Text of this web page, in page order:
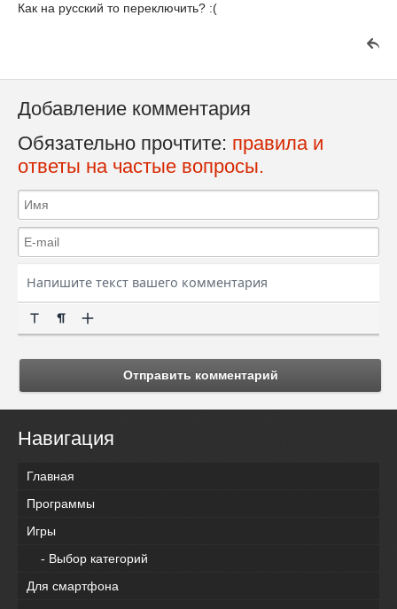
Как на русский то переключить? :(
Добавление комментария
Обязательно прочтите: правила и
ответы на частые вопросы.
Отправить комментарий
Навигация
Главная
Программы
Игры
- Выбор категорий
Для смартфона